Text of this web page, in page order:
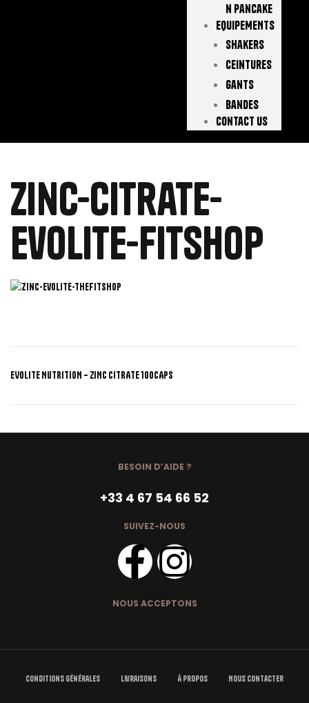
N Pancake
EQUIPEMENTS
Shakers
Ceintures
Gants
Bandes
Contact Us
zinc-citrate-
evolite-fitshop
EVOLITE NUTRITION – ZINC CITRATE 100CAPS
BESOIN D’AIDE ?
+33 4 67 54 66 52
SUIVEZ-NOUS
NOUS ACCEPTONS
Conditions Générales Livraisons À Propos Nous Contacter